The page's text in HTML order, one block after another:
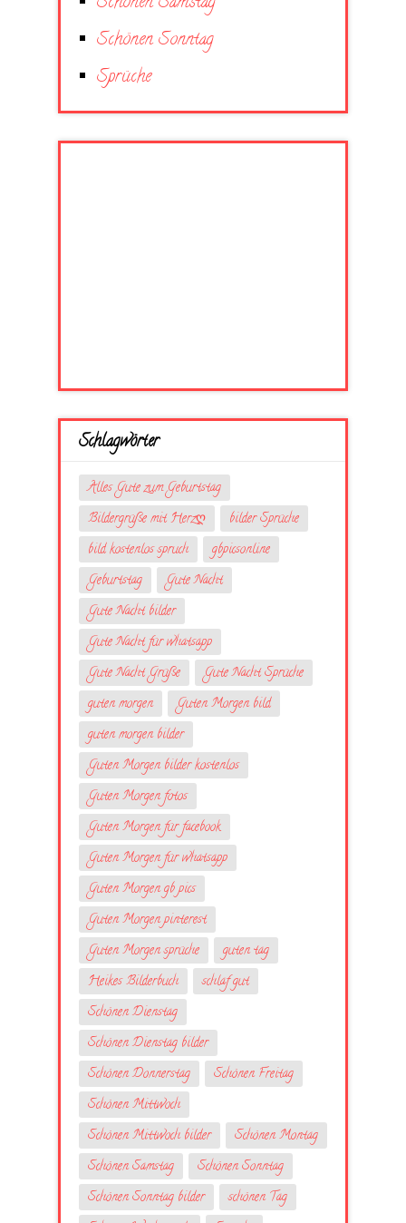
Schönen Sonntag
Sprüche
Schlagwörter
Alles Gute zum Geburtstag
Bildergrüße mit Herzღ
bilder Sprüche
bild kostenlos spruch
gbpicsonline
Geburtstag
Gute Nacht
Gute Nacht bilder
Gute Nacht für whatsapp
Gute Nacht Grüße
Gute Nacht Sprüche
guten morgen
Guten Morgen bild
guten morgen bilder
Guten Morgen bilder kostenlos
Guten Morgen fotos
Guten Morgen für facebook
Guten Morgen für whatsapp
Guten Morgen gb pics
Guten Morgen pinterest
Guten Morgen sprüche
guten tag
Heikes Bilderbuch
schlaf gut
Schönen Dienstag
Schönen Dienstag bilder
Schönen Donnerstag
Schönen Freitag
Schönen Mittwoch
Schönen Mittwoch bilder
Schönen Montag
Schönen Samstag
Schönen Sonntag
Schönen Sonntag bilder
schönen Tag